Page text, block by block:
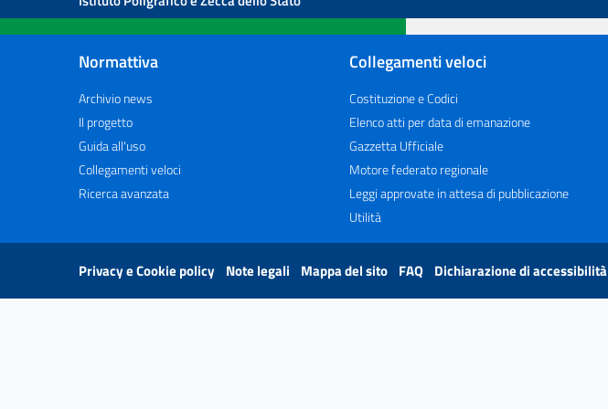
Normattiva
Archivio news
Il progetto
Guida all'uso
Collegamenti veloci
Ricerca avanzata
Collegamenti veloci
Costituzione e Codici
Elenco atti per data di emanazione
Gazzetta Ufficiale
Motore federato regionale
Leggi approvate in attesa di pubblicazione
Utilità
Privacy e Cookie policy Note legali Mappa del sito FAQ Dichiarazione di accessibilità